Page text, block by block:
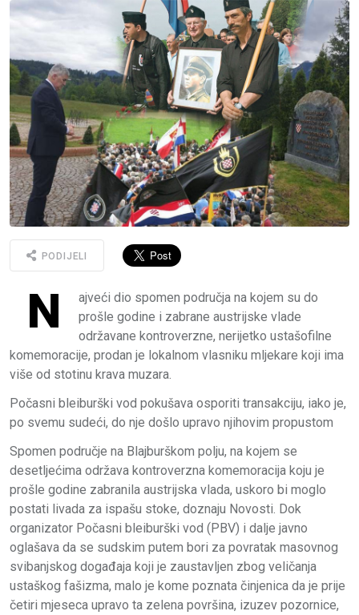
PODIJELI
N
ajveći dio spomen područja na kojem su do
prošle godine i zabrane austrijske vlade
održavane kontroverzne, nerijetko ustašofilne
komemoracije, prodan je lokalnom vlasniku mljekare koji ima
više od stotinu krava muzara.
Počasni bleiburški vod pokušava osporiti transakciju, iako je,
po svemu sudeći, do nje došlo upravo njihovim propustom
Spomen područje na Blajburškom polju, na kojem se
desetljećima održava kontroverzna komemoracija koju je
prošle godine zabranila austrijska vlada, uskoro bi moglo
postati livada za ispašu stoke, doznaju Novosti. Dok
organizator Počasni bleiburški vod (PBV) i dalje javno
oglašava da se sudskim putem bori za povratak masovnog
svibanjskog događaja koji je zaustavljen zbog veličanja
ustaškog fašizma, malo je kome poznata činjenica da je prije
četiri mjeseca upravo ta zelena površina, izuzev pozornice,